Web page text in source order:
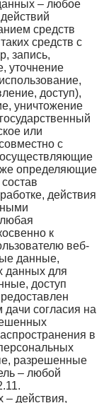
– любое
средств
средств с
запись,
уточнение
доступ),
уничтожение
или
с
определяющие
действия
к
веб-
данные,
данных для
доступ
согласия на
в
разрешенные
– любой
– действия,